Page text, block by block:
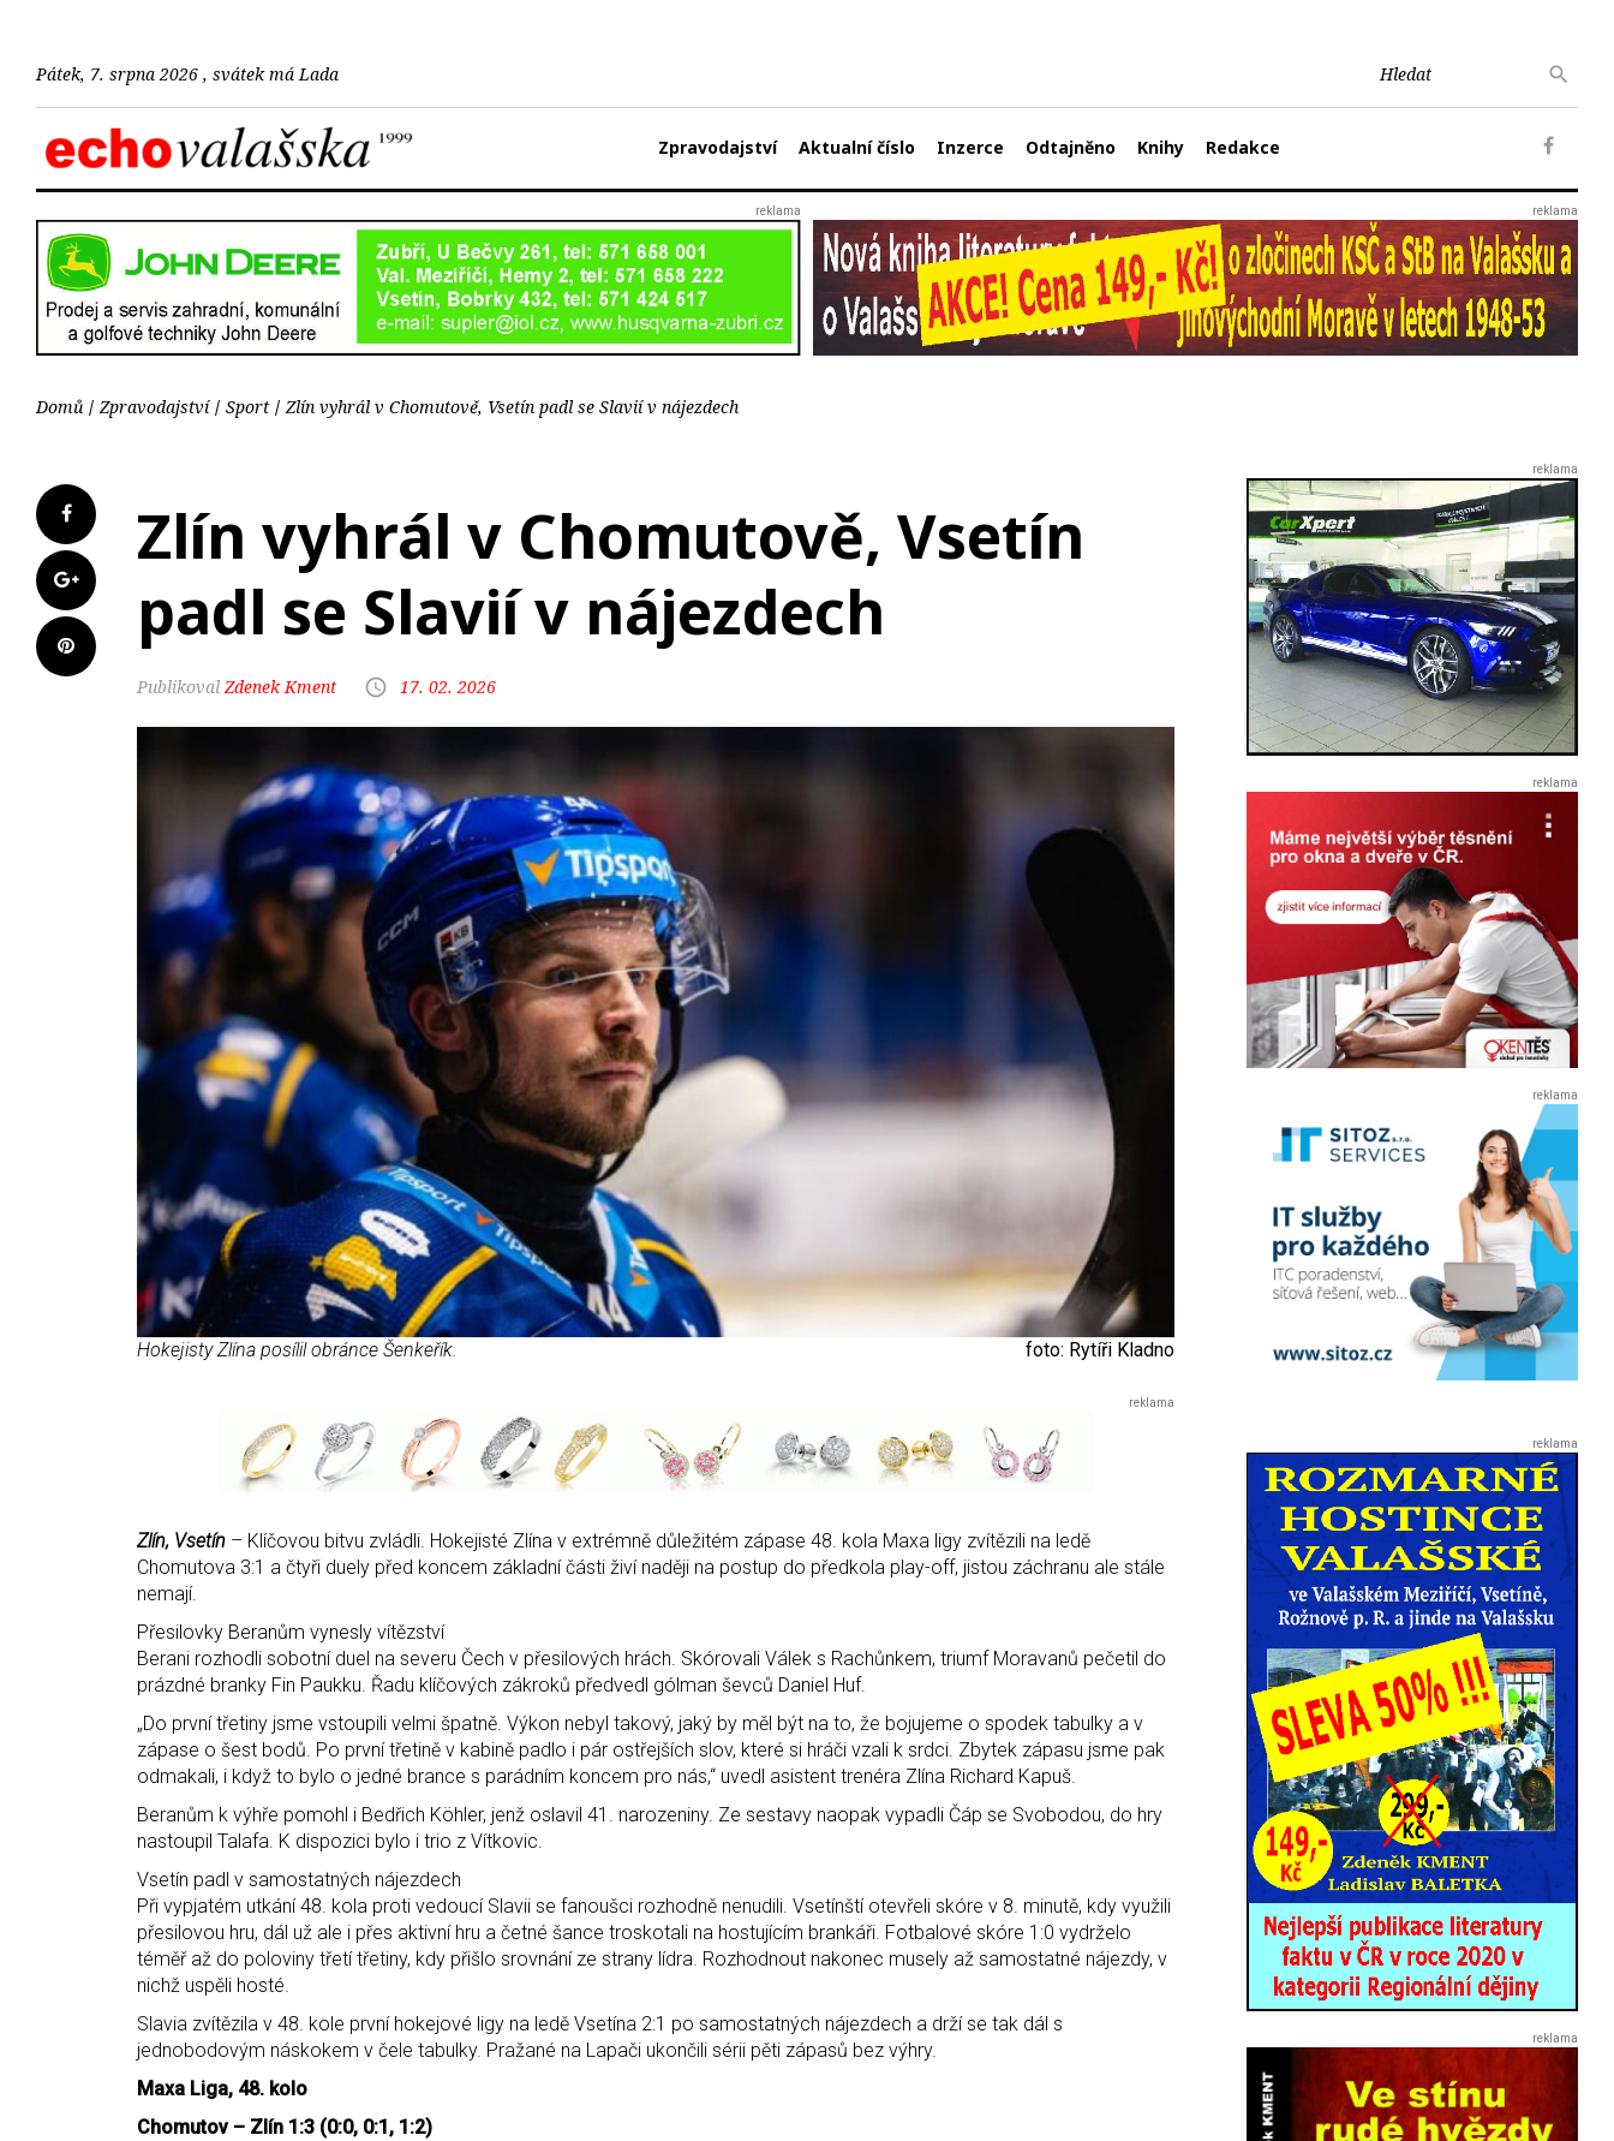
Pátek, 7. srpna 2026 , svátek má Lada
Zpravodajství Aktualní číslo Inzerce Odtajněno Knihy Redakce
Domů Zpravodajství Sport Zlín vyhrál v Chomutově, Vsetín padl se Slavií v nájezdech
Zlín vyhrál v Chomutově, Vsetín
padl se Slavií v nájezdech
Zdenek Kment 17. 02. 2026
Hokejisty Zlína posílil obránce Šenkeřík. foto: Rytíři Kladno
Zlín, Vsetín – Klíčovou bitvu zvládli. Hokejisté Zlína v extrémně důležitém zápase 48. kola Maxa ligy zvítězili na ledě
Chomutova 3:1 a čtyři duely před koncem základní části živí naději na postup do předkola play-off, jistou záchranu ale stále
nemají.
Přesilovky Beranům vynesly vítězství
Berani rozhodli sobotní duel na severu Čech v přesilových hrách. Skórovali Válek s Rachůnkem, triumf Moravanů pečetil do
prázdné branky Fin Paukku. Řadu klíčových zákroků předvedl gólman ševců Daniel Huf.
„Do první třetiny jsme vstoupili velmi špatně. Výkon nebyl takový, jaký by měl být na to, že bojujeme o spodek tabulky a v
zápase o šest bodů. Po první třetině v kabině padlo i pár ostřejších slov, které si hráči vzali k srdci. Zbytek zápasu jsme pak
odmakali, i když to bylo o jedné brance s parádním koncem pro nás,“ uvedl asistent trenéra Zlína Richard Kapuš.
Beranům k výhře pomohl i Bedřich Köhler, jenž oslavil 41. narozeniny. Ze sestavy naopak vypadli Čáp se Svobodou, do hry
nastoupil Talafa. K dispozici bylo i trio z Vítkovic.
Vsetín padl v samostatných nájezdech
Při vypjatém utkání 48. kola proti vedoucí Slavii se fanoušci rozhodně nenudili. Vsetínští otevřeli skóre v 8. minutě, kdy využili
přesilovou hru, dál už ale i přes aktivní hru a četné šance troskotali na hostujícím brankáři. Fotbalové skóre 1:0 vydrželo
téměř až do poloviny třetí třetiny, kdy přišlo srovnání ze strany lídra. Rozhodnout nakonec musely až samostatné nájezdy, v
nichž uspěli hosté.
Slavia zvítězila v 48. kole první hokejové ligy na ledě Vsetína 2:1 po samostatných nájezdech a drží se tak dál s
jednobodovým náskokem v čele tabulky. Pražané na Lapači ukončili sérii pěti zápasů bez výhry.
Maxa Liga, 48. kolo
Chomutov – Zlín 1:3 (0:0, 0:1, 1:2)